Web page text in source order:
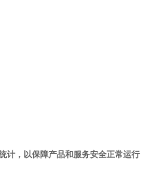
计，以保障产品和服务安全正常运行